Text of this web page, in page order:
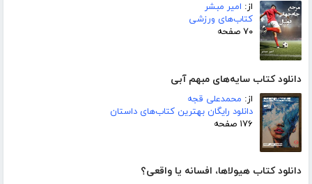
از: امیر مبشر
کتاب‌های ورزشی
۷۰ صفحه
دانلود کتاب سایه‌های مبهم آبی
از: محمدعلی قجه
دانلود رایگان بهترین کتاب‌های داستان
۱۷۶ صفحه
دانلود کتاب هیولاها، افسانه یا واقعی؟